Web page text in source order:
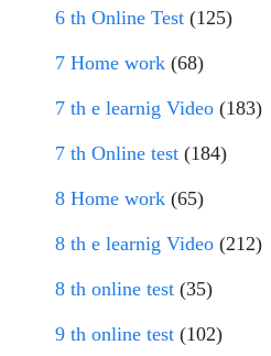
6 th Online Test (125)
7 Home work (68)
7 th e learnig Video (183)
7 th Online test (184)
8 Home work (65)
8 th e learnig Video (212)
8 th online test (35)
9 th online test (102)